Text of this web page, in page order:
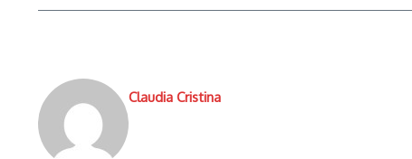
Claudia Cristina